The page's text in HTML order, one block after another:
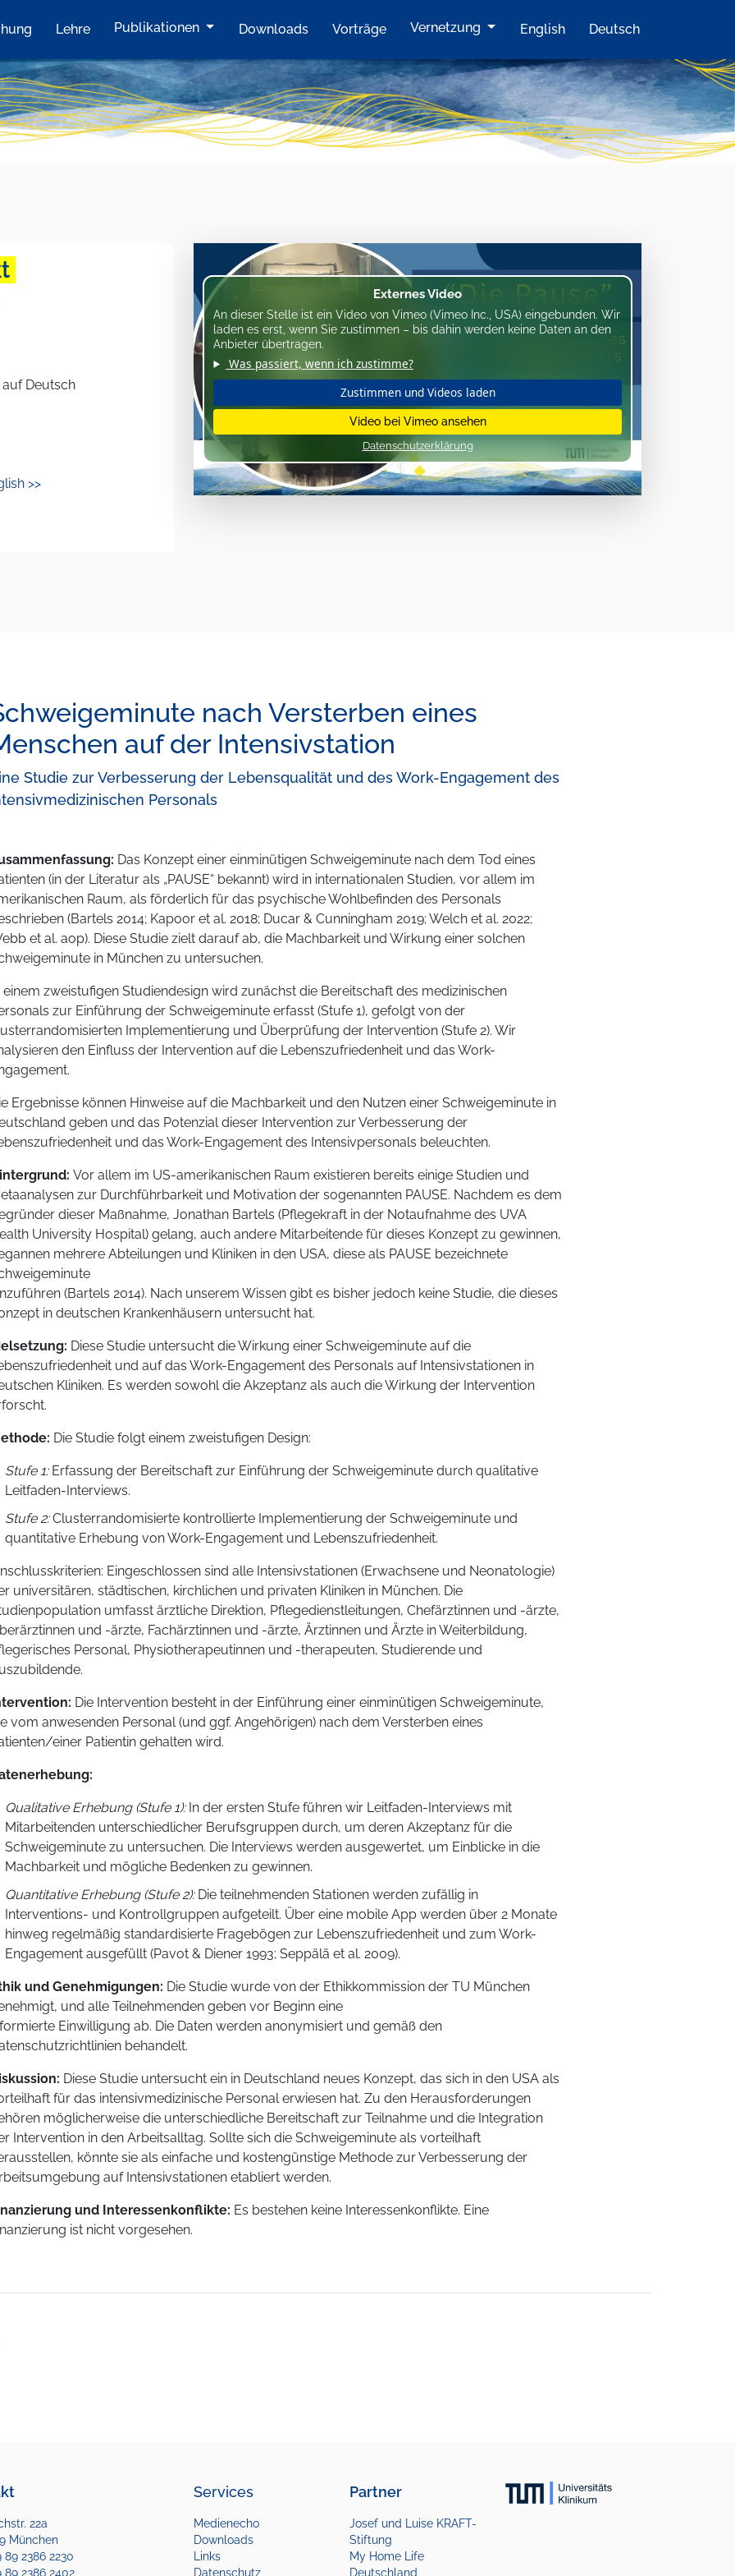
Lehre Publikationen Downloads Vorträge Vernetzung English Deutsch
Deutsch
>>
Externes Video
An dieser Stelle ist ein Video von Vimeo (Vimeo Inc., USA) eingebunden. Wir
laden es erst, wenn Sie zustimmen – bis dahin werden keine Daten an den
Anbieter übertragen.
Was passiert, wenn ich zustimme?
Zustimmen und Videos laden
Video bei Vimeo ansehen
Datenschutzerklärung
nach Versterben eines
auf der Intensivstation
Studie zur Verbesserung der Lebensqualität und des Work-Engagement des
Personals
Das Konzept einer einminütigen Schweigeminute nach dem Tod eines
(in der Literatur als „PAUSE“ bekannt) wird in internationalen Studien, vor allem im
Raum, als förderlich für das psychische Wohlbefinden des Personals
(Bartels 2014; Kapoor et al. 2018; Ducar & Cunningham 2019; Welch et al. 2022;
et al. aop). Diese Studie zielt darauf ab, die Machbarkeit und Wirkung einer solchen
in München zu untersuchen.
einem zweistufigen Studiendesign wird zunächst die Bereitschaft des medizinischen
zur Einführung der Schweigeminute erfasst (Stufe 1), gefolgt von der
Implementierung und Überprüfung der Intervention (Stufe 2). Wir
den Einfluss der Intervention auf die Lebenszufriedenheit und das Work-
Ergebnisse können Hinweise auf die Machbarkeit und den Nutzen einer Schweigeminute in
geben und das Potenzial dieser Intervention zur Verbesserung der
und das Work-Engagement des Intensivpersonals beleuchten.
Vor allem im US-amerikanischen Raum existieren bereits einige Studien und
zur Durchführbarkeit und Motivation der sogenannten PAUSE. Nachdem es dem
dieser Maßnahme, Jonathan Bartels (Pflegekraft in der Notaufnahme des UVA
University Hospital) gelang, auch andere Mitarbeitende für dieses Konzept zu gewinnen,
mehrere Abteilungen und Kliniken in den USA, diese als PAUSE bezeichnete
(Bartels 2014). Nach unserem Wissen gibt es bisher jedoch keine Studie, die dieses
in deutschen Krankenhäusern untersucht hat.
Diese Studie untersucht die Wirkung einer Schweigeminute auf die
und auf das Work-Engagement des Personals auf Intensivstationen in
Kliniken. Es werden sowohl die Akzeptanz als auch die Wirkung der Intervention
Die Studie folgt einem zweistufigen Design:
Stufe 1: Erfassung der Bereitschaft zur Einführung der Schweigeminute durch qualitative
Leitfaden-Interviews.
Stufe 2:Clusterrandomisierte kontrollierte Implementierung der Schweigeminute und
quantitative Erhebung von Work-Engagement und Lebenszufriedenheit.
Eingeschlossen sind alle Intensivstationen (Erwachsene und Neonatologie)
universitären, städtischen, kirchlichen und privaten Kliniken in München. Die
umfasst ärztliche Direktion, Pflegedienstleitungen, Chefärztinnen und -ärzte,
und -ärzte, Fachärztinnen und -ärzte, Ärztinnen und Ärzte in Weiterbildung,
Personal, Physiotherapeutinnen und -therapeuten, Studierende und
Die Intervention besteht in der Einführung einer einminütigen Schweigeminute,
vom anwesenden Personal (und ggf. Angehörigen) nach dem Versterben eines
einer Patientin gehalten wird.
Qualitative Erhebung (Stufe 1): In der ersten Stufe führen wir Leitfaden-Interviews mit
Mitarbeitenden unterschiedlicher Berufsgruppen durch, um deren Akzeptanz für die
Schweigeminute zu untersuchen. Die Interviews werden ausgewertet, um Einblicke in die
Machbarkeit und mögliche Bedenken zu gewinnen.
Quantitative Erhebung (Stufe 2):Die teilnehmenden Stationen werden zufällig in
Interventions- und Kontrollgruppen aufgeteilt. Über eine mobile App werden über 2 Monate
hinweg regelmäßig standardisierte Fragebögen zur Lebenszufriedenheit und zum Work-
Engagement ausgefüllt (Pavot & Diener 1993; Seppälä et al. 2009).
und Genehmigungen: Die Studie wurde von der Ethikkommission der TU München
und alle Teilnehmenden geben vor Beginn eine
Einwilligung ab. Die Daten werden anonymisiert und gemäß den
behandelt.
Diese Studie untersucht ein in Deutschland neues Konzept, das sich in den USA als
für das intensivmedizinische Personal erwiesen hat. Zu den Herausforderungen
möglicherweise die unterschiedliche Bereitschaft zur Teilnahme und die Integration
Intervention in den Arbeitsalltag. Sollte sich die Schweigeminute als vorteilhaft
könnte sie als einfache und kostengünstige Methode zur Verbesserung der
auf Intensivstationen etabliert werden.
und Interessenkonflikte: Es bestehen keine Interessenkonflikte. Eine
ist nicht vorgesehen.
22a
München
89 2386 2230
89 2386 2402
Services
Medienecho
Downloads
Links
Datenschutz
Partner
Josef und Luise KRAFT-
Stiftung
My Home Life
Deutschland